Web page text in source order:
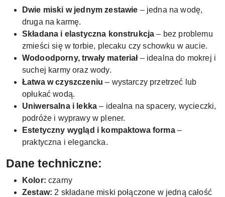
Dwie miski w jednym zestawie – jedna na wodę,
druga na karmę.
Składana i elastyczna konstrukcja – bez problemu
zmieści się w torbie, plecaku czy schowku w aucie.
Wodoodporny, trwały materiał– idealna do mokrej i
suchej karmy oraz wody.
Łatwa w czyszczeniu – wystarczy przetrzeć lub
opłukać wodą.
Uniwersalna i lekka – idealna na spacery, wycieczki,
podróże i wyprawy w plener.
Estetyczny wygląd i kompaktowa forma–
praktyczna i elegancka.
Dane techniczne:
Kolor: czarny
Zestaw: 2 składane miski połączone w jedną całość